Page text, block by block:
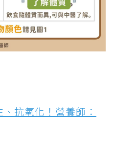
抗氧化！營養師：